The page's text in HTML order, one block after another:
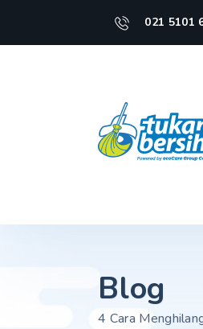
021 5101
Blog
4 Cara